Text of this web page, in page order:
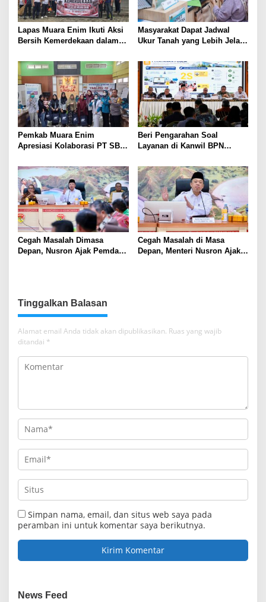
Lapas Muara Enim Ikuti Aksi
Bersih Kemerdekaan dalam
Indonesia
Masyarakat Dapat Jadwal
Ukur Tanah yang Lebih Jelas
Terjadwal
Pemkab Muara Enim
Apresiasi Kolaborasi PT SBS
Warga Sekitar Tambang
Beri Pengarahan Soal
Layanan di Kanwil BPN
Nusron: Gunakan Sudut
Pandang Masyarakat
Cegah Masalah Dimasa
Depan, Nusron Ajak Pemda
Cegah Masalah di Masa
Depan, Menteri Nusron Ajak
Tinggalkan Balasan
Alamat email Anda tidak akan dipublikasikan. Ruas yang wajib
ditandai *
Simpan nama, email, dan situs web saya pada
peramban ini untuk komentar saya berikutnya.
News Feed